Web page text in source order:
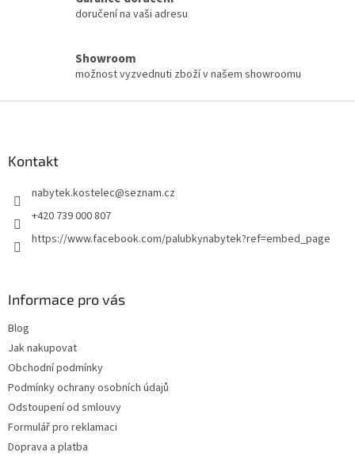
doručení na vaši adresu
Showroom
možnost vyzvednuti zboží v našem showroomu
Kontakt
nabytek.kostelec@seznam.cz
+420 739 000 807
https://www.facebook.com/palubkynabytek?ref=embed_page
Informace pro vás
Blog
Jak nakupovat
Obchodní podmínky
Podmínky ochrany osobních údajů
Odstoupení od smlouvy
Formulář pro reklamaci
Doprava a platba